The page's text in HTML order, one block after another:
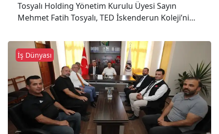
Tosyalı Holding Yönetim Kurulu Üyesi Sayın
Mehmet Fatih Tosyalı, TED İskenderun Koleji’ni
İş Dünyası